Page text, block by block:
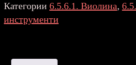
Set
Категории 6.5.6.1. Виолина,
инструменти